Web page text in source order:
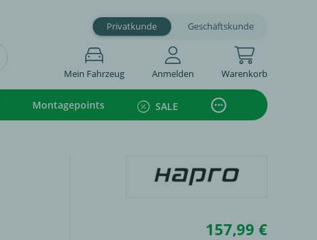
Privatkunde Geschäftskunde
Mein Fahrzeug Anmelden Warenkorb
Montagepoints SALE
157,99 €